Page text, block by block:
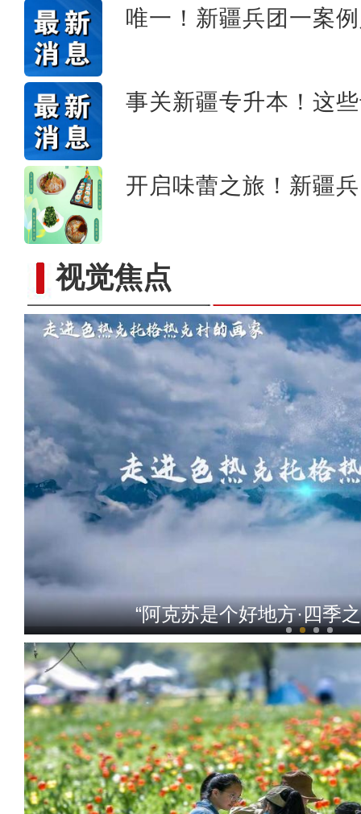
唯一！新疆兵团一案
事关新疆专升本！这
开启味蕾之旅！新疆
视觉焦点“五一”假期，开都河天
“阿克苏是个好地方·四季